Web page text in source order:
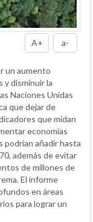
A+ a-
un aumento
y disminuir la
Naciones Unidas
que dejar de
que midan
economías
podrían añadir hasta
además de evitar
de millones de
El informe
en áreas
para lograr un